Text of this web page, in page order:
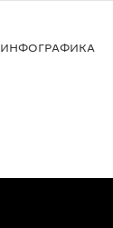
ИНФОГРАФИКА